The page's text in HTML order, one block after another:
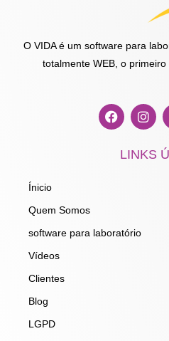
O VIDA é um software para
totalmente WEB, o
F
a
I
n
t
a
LINKS
Ínicio
Quem Somos
software para laboratório
Vídeos
Clientes
Blog
LGPD